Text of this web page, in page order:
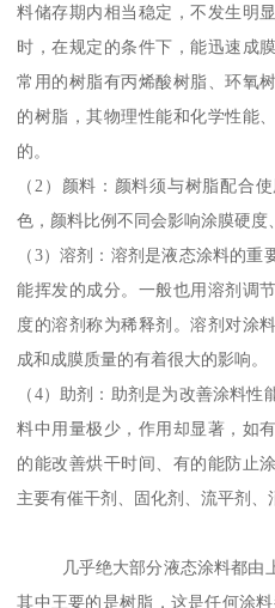
料储存期内相当稳定，不发生明
时，在规定的条件下，能迅速成
常用的树脂有丙烯酸树脂、环氧
的树脂，其物理性能和化学性能
的。
（2）颜料：颜料须与树脂配合
色，颜料比例不同会影响涂膜硬度
（3）溶剂：溶剂是液态涂料的
能挥发的成分。一般也用溶剂调
度的溶剂称为稀释剂。溶剂对涂
成和成膜质量的有着很大的影响。
（4）助剂：助剂是为改善涂料
料中用量极少，作用却显著，如
的能改善烘干时间、有的能防止
主要有催干剂、固化剂、流平剂、
几乎绝大部分液态涂料都由上
其中王要的是树脂，这是任何涂